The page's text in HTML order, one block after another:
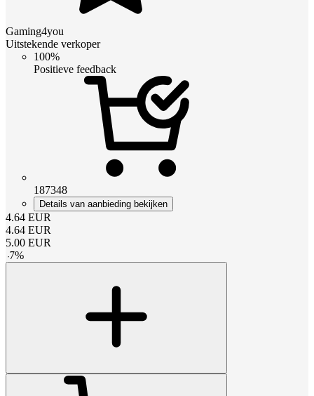
Gaming4you
Uitstekende verkoper
100%
Positieve feedback
187348
Details van aanbieding bekijken
4.64 EUR
4.64 EUR
5.00 EUR
-7%